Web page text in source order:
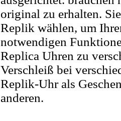
original zu erhalten.
Replik wählen, um
notwendigen
Replica Uhren zu
Verschleiß bei
Replik-Uhr als
anderen.